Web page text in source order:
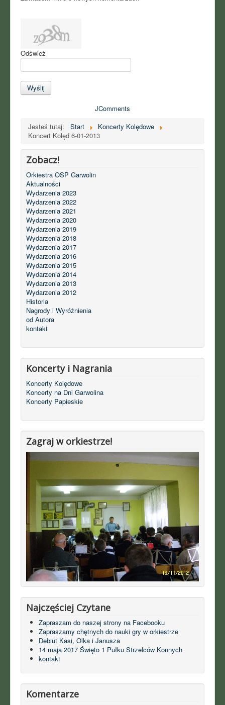
Odśwież
Wyślij
JComments
Jesteś tutaj:
Start
Koncerty Kolędowe
Koncert Kolęd 6-01-2013
Zobacz!
Orkiestra OSP Garwolin
Aktualności
Wydarzenia 2023
Wydarzenia 2022
Wydarzenia 2021
Wydarzenia 2020
Wydarzenia 2019
Wydarzenia 2018
Wydarzenia 2017
Wydarzenia 2016
Wydarzenia 2015
Wydarzenia 2014
Wydarzenia 2013
Wydarzenia 2012
Historia
Nagrody i Wyróżnienia
od Autora
kontakt
Koncerty i Nagrania
Koncerty Kolędowe
Koncerty na Dni Garwolina
Koncerty Papieskie
Zagraj w orkiestrze!
Najczęściej Czytane
Zapraszam do naszej strony na Facebooku
Zapraszamy chętnych do nauki gry w orkiestrze
Debiut Kasi, Olka i Janusza
14 maja 2017 Święto 1 Pułku Strzelców Konnych
kontakt
Komentarze